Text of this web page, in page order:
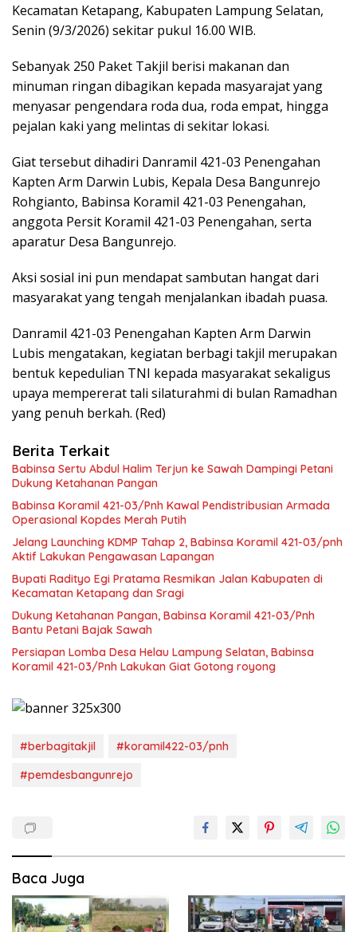
Kecamatan Ketapang, Kabupaten Lampung Selatan,
Senin (9/3/2026) sekitar pukul 16.00 WIB.
Sebanyak 250 Paket Takjil berisi makanan dan
minuman ringan dibagikan kepada masyarajat yang
menyasar pengendara roda dua, roda empat, hingga
pejalan kaki yang melintas di sekitar lokasi.
Giat tersebut dihadiri Danramil 421-03 Penengahan
Kapten Arm Darwin Lubis, Kepala Desa Bangunrejo
Rohgianto, Babinsa Koramil 421-03 Penengahan,
anggota Persit Koramil 421-03 Penengahan, serta
aparatur Desa Bangunrejo.
Aksi sosial ini pun mendapat sambutan hangat dari
masyarakat yang tengah menjalankan ibadah puasa.
Danramil 421-03 Penengahan Kapten Arm Darwin
Lubis mengatakan, kegiatan berbagi takjil merupakan
bentuk kepedulian TNI kepada masyarakat sekaligus
upaya mempererat tali silaturahmi di bulan Ramadhan
yang penuh berkah. (Red)
Berita Terkait
Babinsa Sertu Abdul Halim Terjun ke Sawah Dampingi Petani
Dukung Ketahanan Pangan
Babinsa Koramil 421-03/Pnh Kawal Pendistribusian Armada
Operasional Kopdes Merah Putih
Jelang Launching KDMP Tahap 2, Babinsa Koramil 421-03/pnh
Aktif Lakukan Pengawasan Lapangan
Bupati Radityo Egi Pratama Resmikan Jalan Kabupaten di
Kecamatan Ketapang dan Sragi
Dukung Ketahanan Pangan, Babinsa Koramil 421-03/Pnh
Bantu Petani Bajak Sawah
Persiapan Lomba Desa Helau Lampung Selatan, Babinsa
Koramil 421-03/Pnh Lakukan Giat Gotong royong
#berbagitakjil
#koramil422-03/pnh
#pemdesbangunrejo
Baca Juga